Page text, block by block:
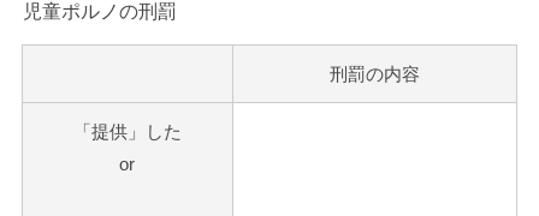
児童ポルノの刑罰
刑罰の内容
「提供」した
or